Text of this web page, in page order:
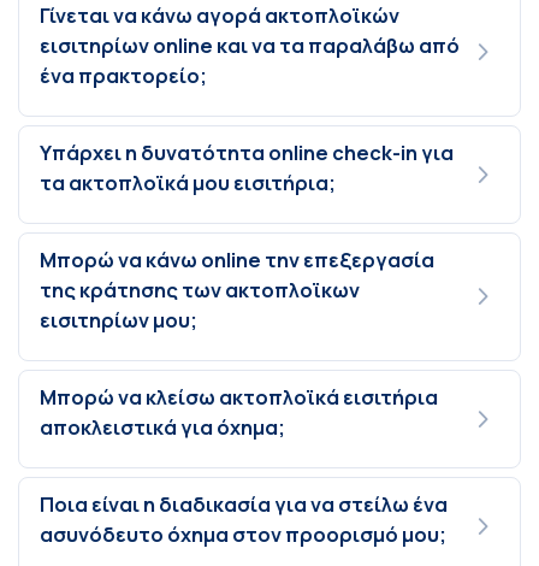
Γίνεται να κάνω αγορά ακτοπλοϊκών
εισιτηρίων online και να τα παραλάβω από
ένα πρακτορείο;
Υπάρχει η δυνατότητα online check-in για
τα ακτοπλοϊκά μου εισιτήρια;
Μπορώ να κάνω online την επεξεργασία
της κράτησης των ακτοπλοϊκων
εισιτηρίων μου;
Μπορώ να κλείσω ακτοπλοϊκά εισιτήρια
αποκλειστικά για όχημα;
Ποια είναι η διαδικασία για να στείλω ένα
ασυνόδευτο όχημα στον προορισμό μου;